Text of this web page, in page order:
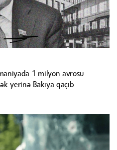
1 milyon avrosu
yerinə Bakıya qaçıb